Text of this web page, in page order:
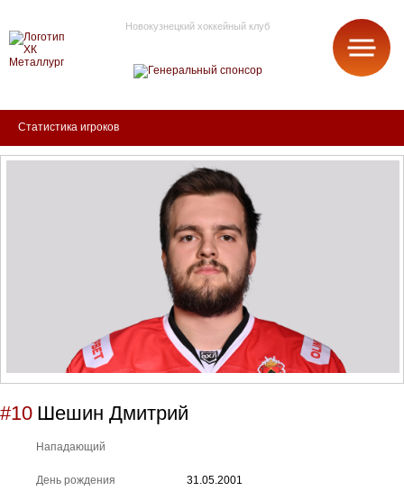
Новокузнецкий хоккейный клуб
Статистика игроков
#10 Шешин Дмитрий
Нападающий
День рождения
31.05.2001